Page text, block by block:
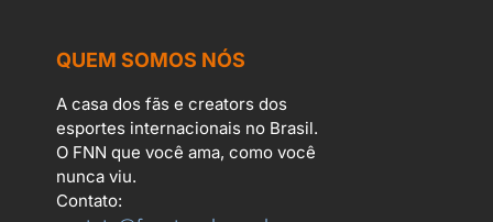
QUEM SOMOS NÓS
A casa dos fãs e creators dos
esportes internacionais no Brasil.
O FNN que você ama, como você
nunca viu.
Contato: